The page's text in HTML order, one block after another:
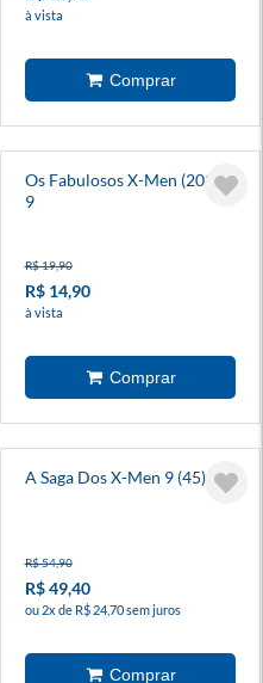
à vista
Os Fabulosos X-Men (2025)
9
R$ 19,90
R$ 14,90
à vista
A Saga Dos X-Men 9 (45)
R$ 54,90
R$ 49,40
ou 2x de R$ 24,70 sem juros